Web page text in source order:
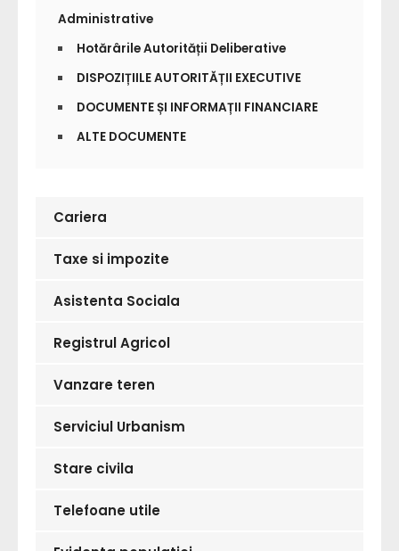
Administrative
Hotărârile Autorității Deliberative
DISPOZIȚIILE AUTORITĂȚII EXECUTIVE
DOCUMENTE ȘI INFORMAȚII FINANCIARE
ALTE DOCUMENTE
Cariera
Taxe si impozite
Asistenta Sociala
Registrul Agricol
Vanzare teren
Serviciul Urbanism
Stare civila
Telefoane utile